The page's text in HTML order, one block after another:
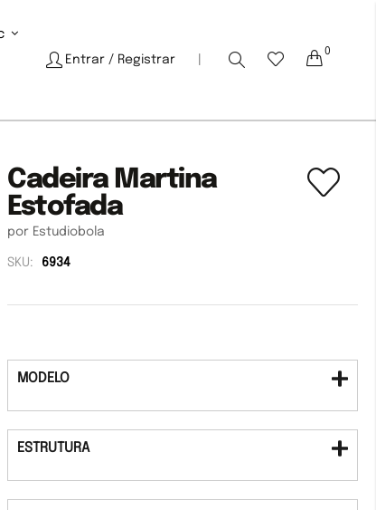
Entrar / Registrar Cart
0
Cadeira Martina
Estofada
por Estudiobola
SKU: 6934
MODELO
ESTRUTURA